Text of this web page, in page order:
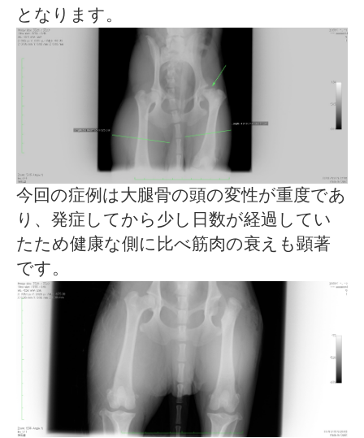
となります。
今回の症例は大腿骨の頭の変性が重度であ
り、発症してから少し日数が経過してい
たため健康な側に比べ筋肉の衰えも顕著
です。